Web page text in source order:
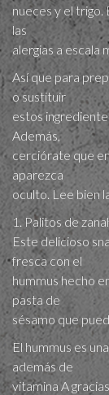
nueces y el
las
alergias a escala
Así que para
o sustituir
estos
Además,
cerciórate que
aparezca
oculto. Lee bien
1. Palitos de
Este delicioso
fresca con el
hummus hecho
pasta de
sésamo que
El hummus es
además de
vitamina A